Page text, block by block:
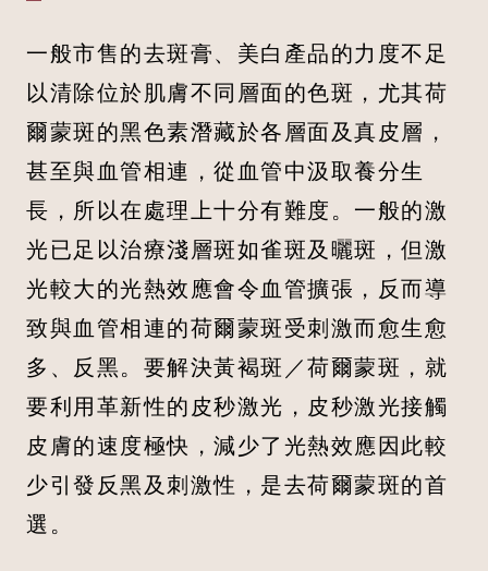
一般市售的去斑膏、美白產品的力度不足
以清除位於肌膚不同層面的色斑，尤其荷
爾蒙斑的黑色素潛藏於各層面及真皮層，
甚至與血管相連，從血管中汲取養分生
長，所以在處理上十分有難度。一般的激
光已足以治療淺層斑如雀斑及曬斑，但激
光較大的光熱效應會令血管擴張，反而導
致與血管相連的荷爾蒙斑受刺激而愈生愈
多、反黑。要解決黃褐斑／荷爾蒙斑，就
要利用革新性的皮秒激光，皮秒激光接觸
皮膚的速度極快，減少了光熱效應因此較
少引發反黑及刺激性，是去荷爾蒙斑的首
選。